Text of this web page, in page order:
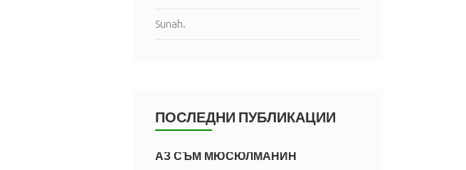
Sunah.
ПОСЛЕДНИ ПУБЛИКАЦИИ
АЗ СЪМ МЮСЮЛМАНИН